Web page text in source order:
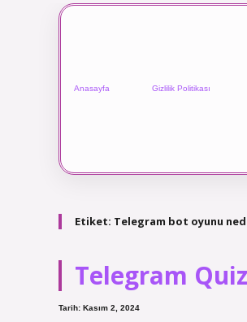
Anasayfa Gizlilik Politikası
Etiket: Telegram bot oyunu
Telegram
Tarih: Kasım 2, 2024